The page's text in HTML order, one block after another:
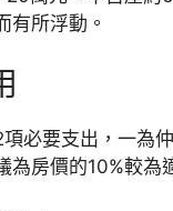
有所浮動。
必要支出，一為
為房價的10%較為